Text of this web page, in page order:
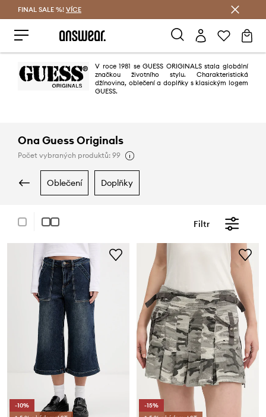
FINAL SALE %! VÍCE
V roce 1981 se GUESS ORIGINALS stala globální
značkou životního stylu. Charakteristická
džínovina, oblečení a doplňky s klasickým logem
GUESS.
Ona Guess Originals
Počet vybraných produktů: 99
oblečení doplňky
Filtr
-10%
-15%